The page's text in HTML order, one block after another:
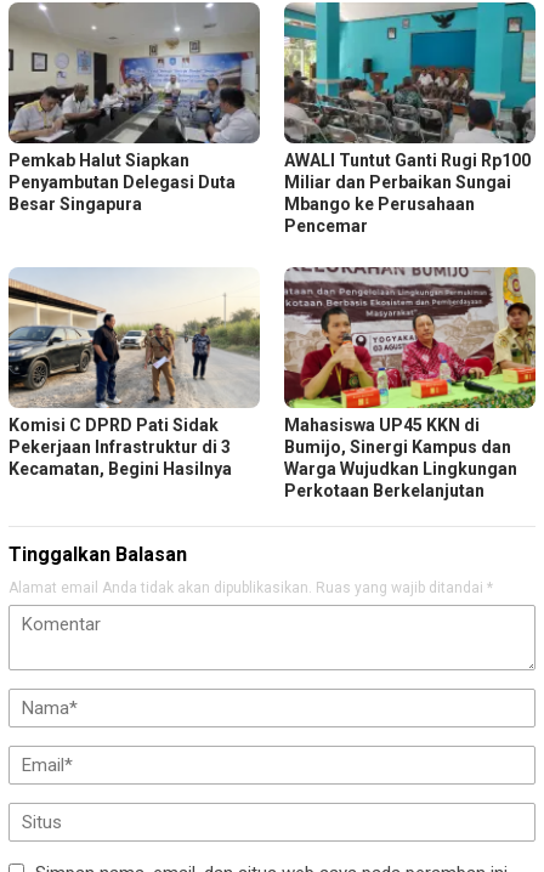
Pemkab Halut Siapkan
Penyambutan Delegasi Duta
Besar Singapura
AWALI Tuntut Ganti Rugi Rp100
Miliar dan Perbaikan Sungai
Mbango ke Perusahaan
Pencemar
Komisi C DPRD Pati Sidak
Pekerjaan Infrastruktur di 3
Kecamatan, Begini Hasilnya
Mahasiswa UP45 KKN di
Bumijo, Sinergi Kampus dan
Warga Wujudkan Lingkungan
Perkotaan Berkelanjutan
Tinggalkan Balasan
Alamat email Anda tidak akan dipublikasikan. Ruas yang wajib ditandai *